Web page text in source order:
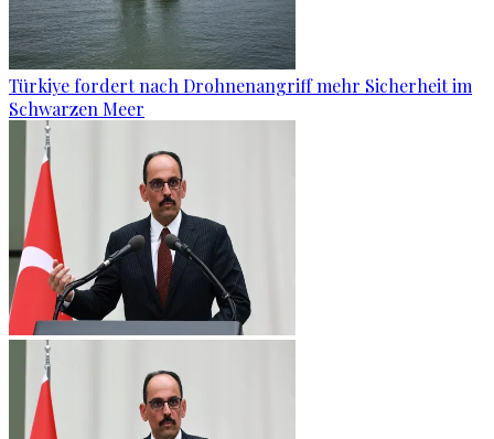
Türkiye fordert nach Drohnenangriff mehr Sicherheit im
Schwarzen Meer